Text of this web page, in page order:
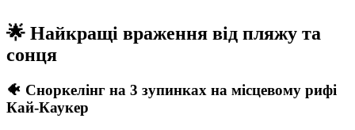
🌟 Найкращі враження від пляжу та
сонця
🐠 Сноркелінг на 3 зупинках на місцевому рифі
Кай-Каукер